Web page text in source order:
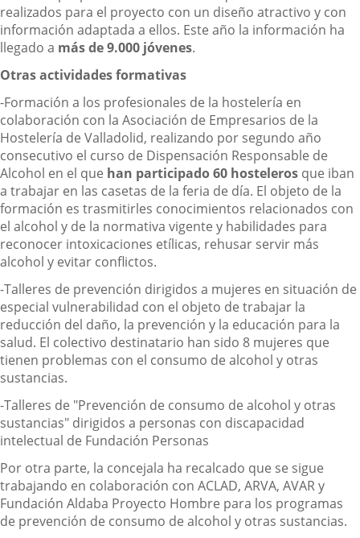
realizados para el proyecto con un diseño atractivo y con
información adaptada a ellos. Este año la información ha
llegado a más de 9.000 jóvenes.
Otras actividades formativas
-Formación a los profesionales de la hostelería en
colaboración con la Asociación de Empresarios de la
Hostelería de Valladolid, realizando por segundo año
consecutivo el curso de Dispensación Responsable de
Alcohol en el que han participado 60 hosteleros que iban
a trabajar en las casetas de la feria de día. El objeto de la
formación es trasmitirles conocimientos relacionados con
el alcohol y de la normativa vigente y habilidades para
reconocer intoxicaciones etílicas, rehusar servir más
alcohol y evitar conflictos.
-Talleres de prevención dirigidos a mujeres en situación de
especial vulnerabilidad con el objeto de trabajar la
reducción del daño, la prevención y la educación para la
salud. El colectivo destinatario han sido 8 mujeres que
tienen problemas con el consumo de alcohol y otras
sustancias.
-Talleres de "Prevención de consumo de alcohol y otras
sustancias" dirigidos a personas con discapacidad
intelectual de Fundación Personas
Por otra parte, la concejala ha recalcado que se sigue
trabajando en colaboración con ACLAD, ARVA, AVAR y
Fundación Aldaba Proyecto Hombre para los programas
de prevención de consumo de alcohol y otras sustancias.